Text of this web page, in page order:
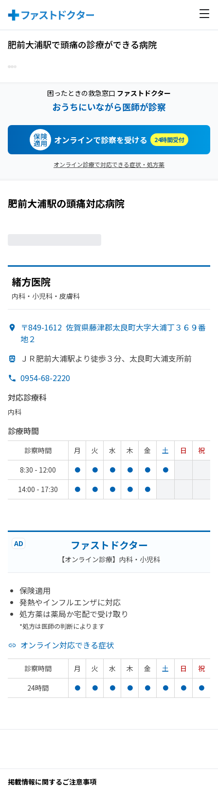
肥前大浦駅で頭痛の診療ができる病院
困ったときの救急窓口 ファストドクター
おうちにいながら医師が診察
保険
適用 オンラインで診察を受ける 24時間受付
オンライン診療で対応できる症状・処方薬
肥前大浦駅の頭痛対応病院
緒方医院
内科・​小児科・​皮膚科
〒849-1612 佐賀県藤津郡太良町大字大浦丁３６９番
地２
ＪＲ肥前大浦駅より徒歩３分、 太良町大浦支所前
0954-68-2220
対応診療科
内科
診療時間
診察時間 月 火 水 木 金 土 日
祝
8:30 - 12:00
● ● ● ● ● ●
14:00 - 17:30 ● ● ● ● ●
AD ファストドクター
【オンライン診療】内科・小児科
保険適用
発熱やインフルエンザに対応
処方薬は薬局か宅配で受け取り
*処方は医師の判断によります
オンライン対応できる症状
診察時間 月 火 水 木 金 土 日
祝
24時間
● ● ● ● ● ● ● ●
掲載情報に関するご注意事項